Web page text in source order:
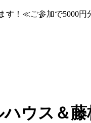
す！≪ご参加で5000
ハウス＆